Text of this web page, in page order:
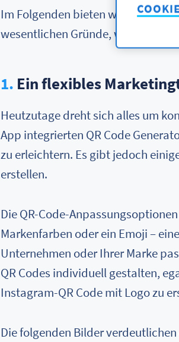
Im Folgenden bieten wir eine
wesentlichen Gründe, warum Sie
1. Ein flexibles
Heutzutage dreht sich alles um
App integrierten QR Code
zu erleichtern. Es gibt jedoch
erstellen.
Die QR-Code-
Markenfarben oder ein Emoji –
Unternehmen oder Ihrer Marke
QR Codes individuell gestalten,
Instagram-QR Code mit Logo zu
Die folgenden Bilder